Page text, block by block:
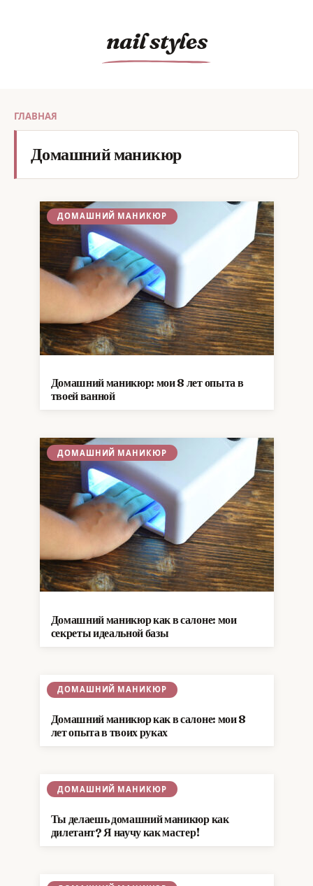
nail styles
ГЛАВНАЯ
Домашний маникюр
ДОМАШНИЙ МАНИКЮР
Домашний маникюр: мои 8 лет опыта в
твоей ванной
ДОМАШНИЙ МАНИКЮР
Домашний маникюр как в салоне: мои
секреты идеальной базы
ДОМАШНИЙ МАНИКЮР
Домашний маникюр как в салоне: мои 8
лет опыта в твоих руках
ДОМАШНИЙ МАНИКЮР
Ты делаешь домашний маникюр как
дилетант? Я научу как мастер!